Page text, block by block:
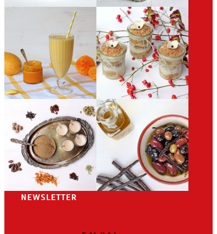
NEWSLETTER